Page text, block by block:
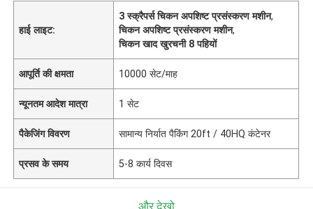
हाई लाइट:
3 स्क्रैपर्स चिकन अपशिष्ट प्रसंस्करण मशीन,
चिकन अपशिष्ट प्रसंस्करण मशीन,
चिकन खाद खुरचनी 8 पहियों
आपूर्ति की क्षमता 10000 सेट/माह
न्यूनतम आदेश मात्रा 1 सेट
पैकेजिंग विवरण सामान्य निर्यात पैकिंग 20ft / 40HQ कंटेनर
प्रसव के समय 5-8 कार्य दिवस
और देखो